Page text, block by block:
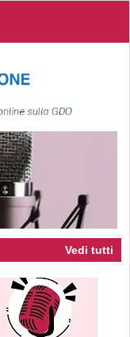
Vedi tutti